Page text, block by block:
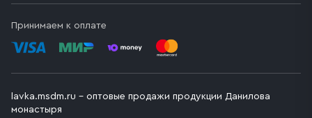
Принимаем к оплате
lavka.msdm.ru – оптовые продажи продукции Данилова
монастыря